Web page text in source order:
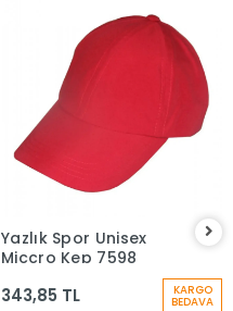
Yazlık Spor Unisex
Miccro Kep 7598
343,85 TL KARGO
BEDAVA